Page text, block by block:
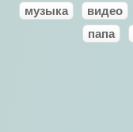
музыка видео
папа